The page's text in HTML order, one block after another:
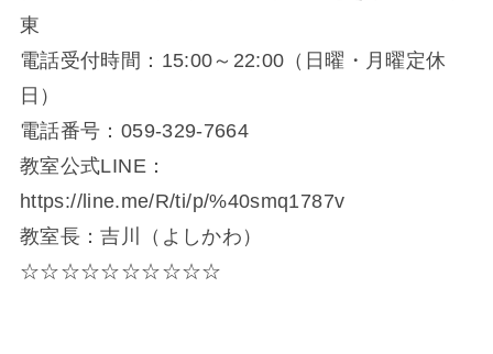
東
電話受付時間：15:00～22:00（日曜・月曜定休
日）
電話番号：059-329-7664
教室公式LINE：
https://line.me/R/ti/p/%40smq1787v
教室長：吉川（よしかわ）
☆☆☆☆☆☆☆☆☆☆